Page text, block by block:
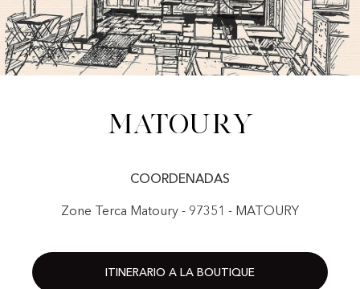
Matoury
COORDENADAS
Zone Terca Matoury - 97351 - MATOURY
ITINERARIO A LA BOUTIQUE